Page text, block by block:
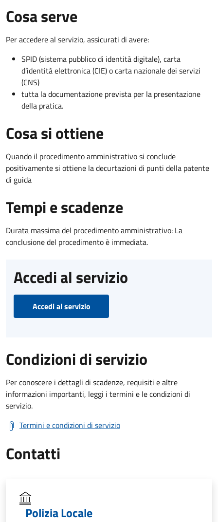
Cosa serve
Per accedere al servizio, assicurati di avere:
SPID (sistema pubblico di identità digitale), carta
d’identità elettronica (CIE) o carta nazionale dei servizi
(CNS)
tutta la documentazione prevista per la presentazione
della pratica.
Cosa si ottiene
Quando il procedimento amministrativo si conclude
positivamente si ottiene la decurtazioni di punti della patente
di guida
Tempi e scadenze
Durata massima del procedimento amministrativo: La
conclusione del procedimento è immediata.
Accedi al servizio
Accedi al servizio
Condizioni di servizio
Per conoscere i dettagli di scadenze, requisiti e altre
informazioni importanti, leggi i termini e le condizioni di
servizio.
Termini e condizioni di servizio
Contatti
Polizia Locale